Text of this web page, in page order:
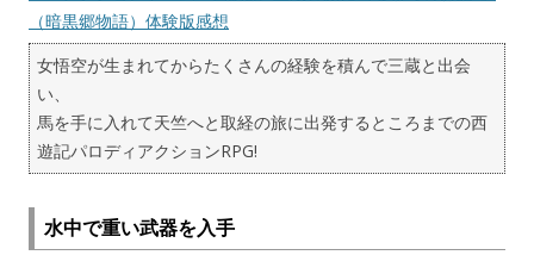
（暗黒郷物語）体験版感想
女悟空が生まれてからたくさんの経験を積んで三蔵と出会
い、
馬を手に入れて天竺へと取経の旅に出発するところまでの西
遊記パロディアクションRPG!
水中で重い武器を入手